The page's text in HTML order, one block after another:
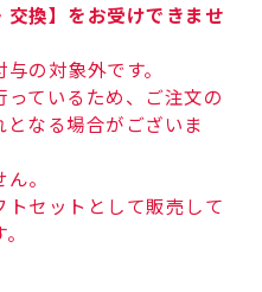
交換】をお受けできませ
の対象外です。
ているため、ご注文の
なる場合がございま
。
セットとして販売して